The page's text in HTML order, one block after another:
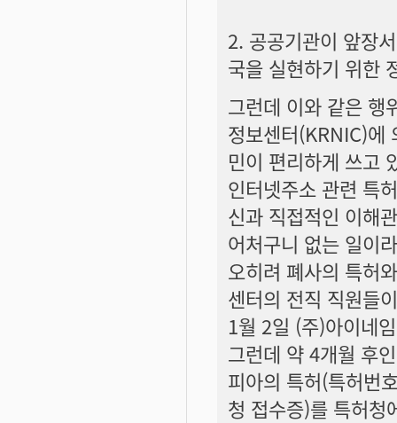
2. 공공기관이 앞장
국을 실현하기 위한
그런데 이와 같은 행
정보센터(KRNIC)에
민이 편리하게 쓰고
인터넷주소 관련 특
신과 직접적인 이해
어처구니 없는 일이
오히려 폐사의 특허
센터의 전직 직원들
1월 2일 (주)아이네
그런데 약 4개월 후
피아의 특허(특허번
청 접수증)를 특허청